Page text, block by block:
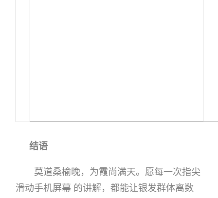
结语
莫道桑榆晚，为霞尚满天。愿每一次指尖
滑动手机屏幕 的讲解，都能让银发群体离数